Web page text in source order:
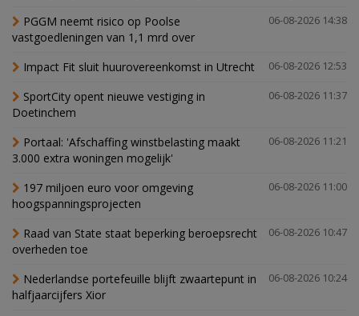
06-08-2026 14:38
PGGM neemt risico op Poolse
vastgoedleningen van 1,1 mrd over
06-08-2026 12:53
Impact Fit sluit huurovereenkomst in Utrecht
06-08-2026 11:37
SportCity opent nieuwe vestiging in
Doetinchem
06-08-2026 11:21
Portaal: 'Afschaffing winstbelasting maakt
3.000 extra woningen mogelijk'
06-08-2026 11:00
197 miljoen euro voor omgeving
hoogspanningsprojecten
06-08-2026 10:47
Raad van State staat beperking beroepsrecht
overheden toe
06-08-2026 10:24
Nederlandse portefeuille blijft zwaartepunt in
halfjaarcijfers Xior